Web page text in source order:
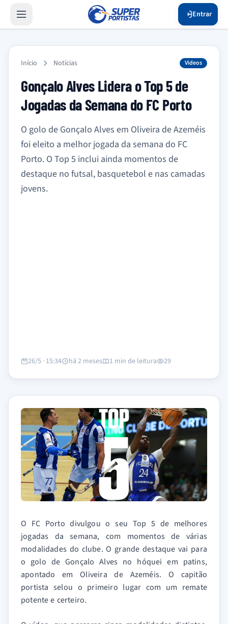
Entrar
Início Notícias Videos
Gonçalo Alves Lidera o Top 5 de
Jogadas da Semana do FC Porto
O golo de Gonçalo Alves em Oliveira de Azeméis
foi eleito a melhor jogada da semana do FC
Porto. O Top 5 inclui ainda momentos de
destaque no futsal, basquetebol e nas camadas
jovens.
26/5 · 15:34 há 2 meses 1 min de leitura 29
O FC Porto divulgou o seu Top 5 de melhores
jogadas da semana, com momentos de várias
modalidades do clube. O grande destaque vai para
o golo de Gonçalo Alves no hóquei em patins,
apontado em Oliveira de Azeméis. O capitão
portista selou o primeiro lugar com um remate
potente e certeiro.